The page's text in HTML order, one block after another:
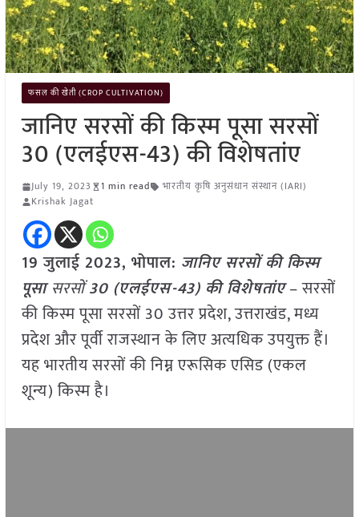
फसल की खेती (CROP CULTIVATION)
जानिए सरसों की किस्म पूसा सरसों
30 (एलईएस-43) की विशेषतांए
July 19, 2023 1 min read
भारतीय कृषि अनुसंधान संस्थान (IARI)
Krishak Jagat
19 जुलाई 2023, भोपाल: जानिए सरसों की किस्म
पूसासरसों30 (एलईएस-43) की विशेषतांए– सरसों
की किस्म पूसा सरसों 30 उत्तर प्रदेश, उत्तराखंड, मध्य
प्रदेश और पूर्वी राजस्थान के लिए अत्यधिक उपयुक्त हैं।
यह भारतीय सरसों की निम्न एरूसिक एसिड (एकल
शून्य) किस्म है।